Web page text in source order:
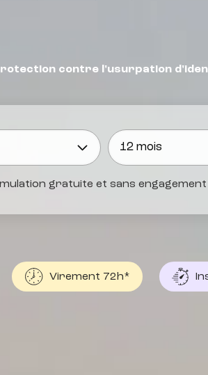
contre l'usurpation
gratuite et sans engagement
Virement 72h*